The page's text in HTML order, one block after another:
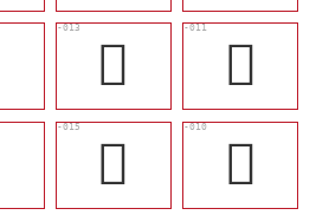
󶉬
󶉪
󶉮
󶉩